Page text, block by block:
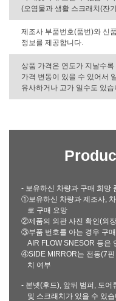
(오염물과 생활 스크래치(잔
제조사 부품번호(품번)와 신
정보를 제공합니다.
상품 가격은 연도가 지날수
가격 변동이 있을 수 있어서
유사하거나 고가 일수도 있습
- 보유하신 차량과 구매 희망
①보유하신 차량과 제조사,
로 구매 요망
②제품의 외관 사진 확인(외
③부품 번호를 아는 경우 구
AIR FLOW SNESOR 등은
④SIDE MIRROR는 전동(7핀
치 여부
- 본넷(후드), 앞뒤 범퍼, 도어
및 스크래치가 있을 수 있